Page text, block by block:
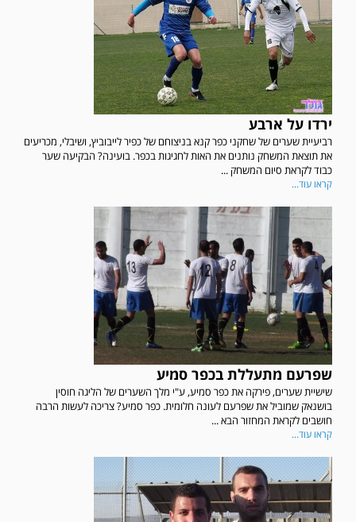
ירדו על ארבע
רביעיית שערים של שחקני כפר קנא בניצוחם של כפיר לייבוביץ, ושיבלי, מכריעים
את תוצאת המשחק נותנים את האות לחגיגות בכפר. בועינה? הבקיעה שער
כבוד לקראת סיום המשחק ...
קראו עוד...
שפרעם מתעללת בכפר סמיע
שישיית שערים, פירקה את כפר סמיע, ע"י מלך השערים של הליגה חוסין
בושנאק שמוביל את שפרעם לעונה חלומית. כפר סמיע? צריכה לעשות הרבה
חושבים לקראת המחזור הבא ...
קראו עוד...